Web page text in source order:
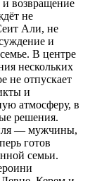
возвращение
не
Али, не
и
В центре
нескольких
не отпускает
и
атмосферу, в
решения.
— мужчины,
готов
семьи.